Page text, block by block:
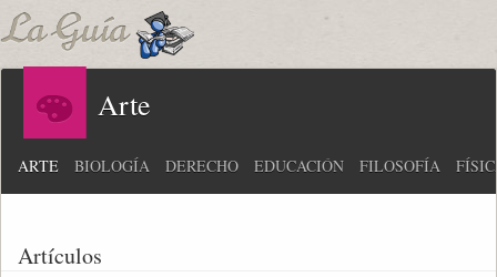
Arte
ARTE BIOLOGÍA DERECHO EDUCACIÓN FILOSOFÍA
Artículos